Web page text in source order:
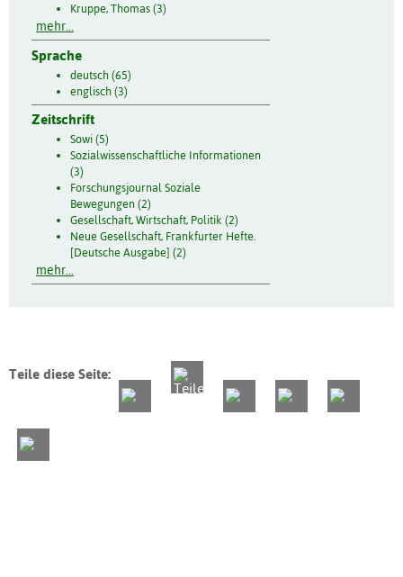
Kruppe, Thomas (3)
mehr...
Sprache
deutsch (65)
englisch (3)
Zeitschrift
Sowi (5)
Sozialwissenschaftliche Informationen
(3)
Forschungsjournal Soziale
Bewegungen (2)
Gesellschaft, Wirtschaft, Politik (2)
Neue Gesellschaft, Frankfurter Hefte.
[Deutsche Ausgabe] (2)
mehr...
Teile diese Seite: